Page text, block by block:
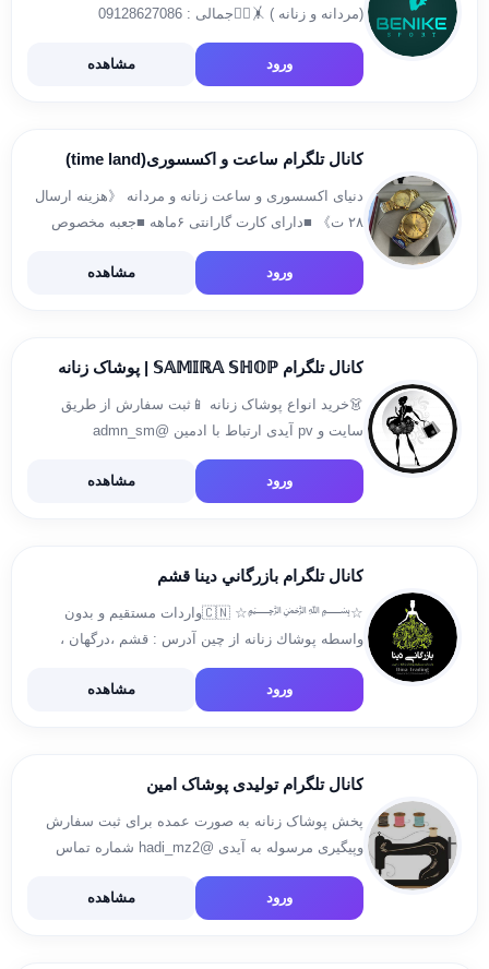
(مردانه و زنانه ) 🤸🏃‍♀️جمالی : 09128627086
09100761031 تولید مدل مورد نظر شما در تیراژ ❤️
@sport4mb : آیدی سفارش آدرس دفتر : #دفترمرکزی
ورود مشاهده
کانال تلگرام ساعت و اکسسوری(time land)
دنیای اکسسوری و ساعت زنانه و مردانه 《هزینه ارسال
۲۸ ت》 ■دارای کارت گارانتی ۶ماهه ■جعبه مخصوص
■ارسال منظم ثبت سفارش: @ghazall58
ورود
مشاهده
کانال تلگرام 𝕊𝔸𝕄𝕀ℝ𝔸 𝕊ℍ𝕆ℙ | پوشاک زنانه
👗خرید انواع پوشاک زنانه 📱ثبت سفارش از طریق
سایت و pv آیدی ارتباط با ادمین @admn_sm
ورود مشاهده
کانال تلگرام بازرگاني دينا قشم
☆﷽☆ 🇨🇳واردات مستقيم و بدون
واسطه پوشاك زنانه از چين آدرس : قشم ،درگهان ،
ورود مشاهده
کانال تلگرام توليدی پوشاک امین
پخش پوشاک زنانه به صورت عمده برای ثبت سفارش
وپیگیری مرسوله به آیدی @hadi_mz2 شماره تماس
آدرس تهران بازاربزرگ گذرلوطی صالح کوچه عابدین
ورود مشاهده